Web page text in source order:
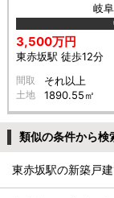
岐
3,500万円
東赤坂駅 徒歩12分
間取 それ以上
土地 1890.55㎡
類似の条件から検
東赤坂駅の新築戸